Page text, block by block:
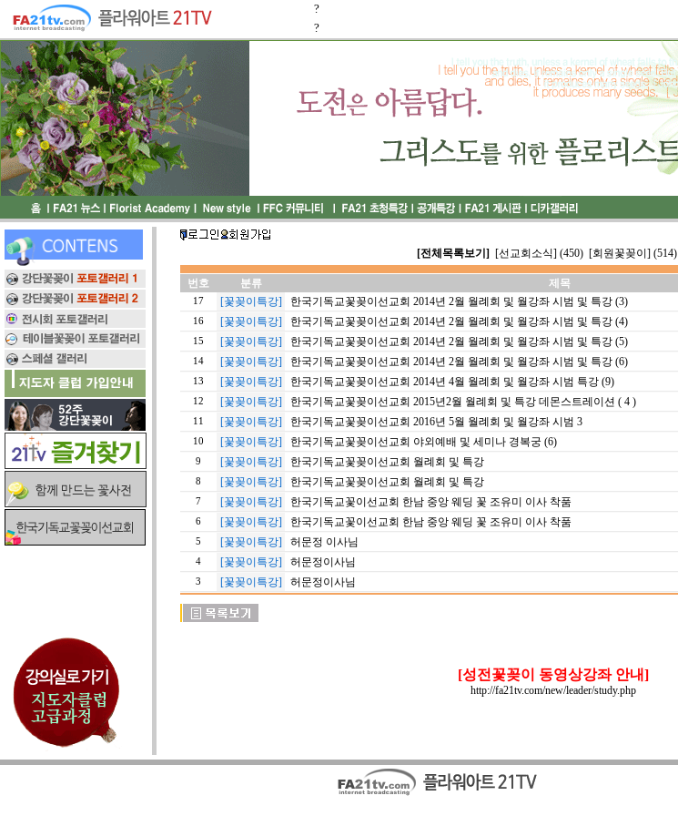
?
?
[전체목록보기] [선교회소식] (450) [회원꽃꽂이] (514)
번호 분류 제목
17 [꽃꽂이특강] 한국기독교꽃꽂이선교회 2014년 2월 월례회 및 월강좌 시범 및 특강 (3)
16
[꽃꽂이특강] 한국기독교꽃꽂이선교회 2014년 2월 월례회 및 월강좌 시범 및 특강 (4)
15
[꽃꽂이특강] 한국기독교꽃꽂이선교회 2014년 2월 월례회 및 월강좌 시범 및 특강 (5)
14
[꽃꽂이특강] 한국기독교꽃꽂이선교회 2014년 2월 월례회 및 월강좌 시범 및 특강 (6)
13
[꽃꽂이특강] 한국기독교꽃꽂이선교회 2014년 4월 월례회 및 월강좌 시범 특강 (9)
12
[꽃꽂이특강] 한국기독교꽃꽂이선교회 2015년2월 월례회 및 특강 데몬스트레이션 ( 4 )
11
[꽃꽂이특강] 한국기독교꽃꽂이선교회 2016년 5월 월례회 및 월강좌 시범 3
10
[꽃꽂이특강] 한국기독교꽃꽂이선교회 야외예배 및 세미나 경복궁 (6)
9
[꽃꽂이특강] 한국기독교꽃꽂이선교회 월례회 및 특강
8
[꽃꽂이특강] 한국기독교꽃꽂이선교회 월례회 및 특강
7
[꽃꽂이특강] 한국기독교꽃이선교회 한남 중앙 웨딩 꽃 조유미 이사 착품
6
[꽃꽂이특강] 한국기독교꽃이선교회 한남 중앙 웨딩 꽃 조유미 이사 착품
5
[꽃꽂이특강] 허문정 이사님
4
[꽃꽂이특강] 허문정이사님
3
[꽃꽂이특강] 허문정이사님
[성전꽃꽂이 동영상강좌 안내]
http://fa21tv.com/new/leader/study.php